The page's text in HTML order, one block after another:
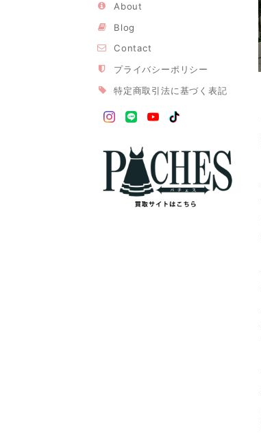
About
Blog
Contact
プライバシーポリシー
特定商取引法に基づく表記